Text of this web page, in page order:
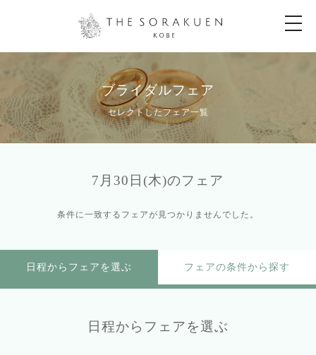
t
o
g
g
a
ブライダルフェア
セレクトしたフェア一覧
7月30日(木)のフェア
条件に一致するフェアが見つかりませんでした。
日程からフェアを選ぶ フェアの条件から探す
日程からフェアを選ぶ